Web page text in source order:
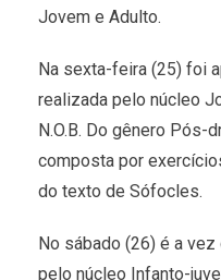
Jovem e Adulto.
Na sexta-feira (25) foi
realizada pelo núcleo
N.O.B. Do gênero Pós-
composta por
do texto de Sófocles.
No sábado (26) é a
pelo núcleo Infanto-